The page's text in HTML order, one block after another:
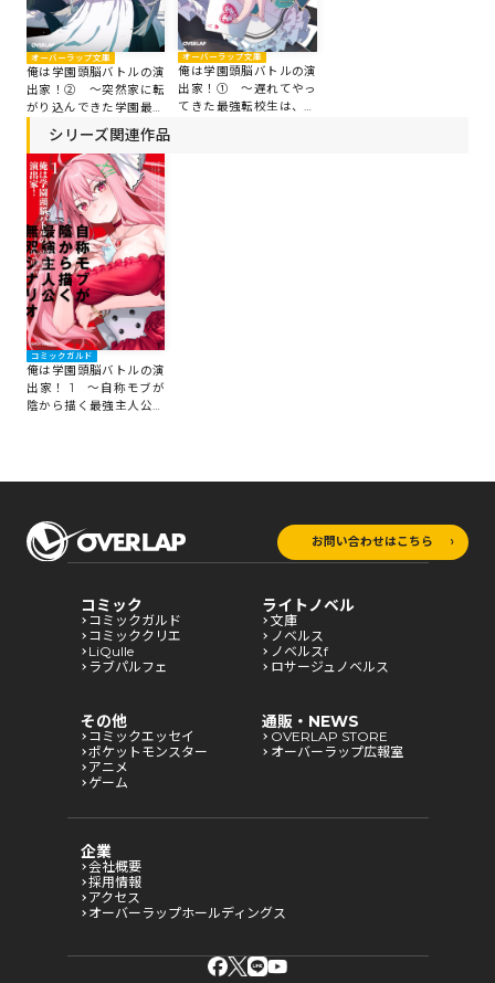
オーバーラップ文庫
俺は学園頭脳バトルの演
出家！② ～突然家に転
がり込んできた学園最弱
の美少女も、すべては最
強転校生の手のひらの上
のようです～
オーバーラップ文庫
俺は学園頭脳バトルの演
出家！① ～遅れてやっ
てきた最強転校生は、美
シリーズ関連作品
コミックガルド
俺は学園頭脳バトルの演
出家！ 1 ～自称モブが
陰から描く最強主人公無
お問い合わせはこちら
コミック
コミックガルド
コミッククリエ
LiQulle
ラブパルフェ
ライトノベル
文庫
ノベルス
ノベルスf
ロサージュノベルス
その他
コミックエッセイ
ポケットモンスター
アニメ
ゲーム
通販・NEWS
OVERLAP STORE
オーバーラップ広報室
企業
会社概要
採用情報
アクセス
オーバーラップホールディングス